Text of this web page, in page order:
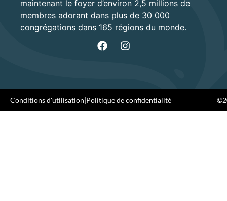
maintenant le foyer d’environ 2,5 millions de
membres adorant dans plus de 30 000
congrégations dans 165 régions du monde.
Conditions d'utilisation|Politique de confidentialité